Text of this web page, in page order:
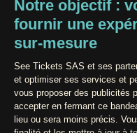
à la fois engagé
l'environnement et
avec un sens du
profonds. Bien plus
Avec son talent
refrains pop
pendant plus de 20
Zebra ou Better
disques de platine et
Ocean, qui cumule